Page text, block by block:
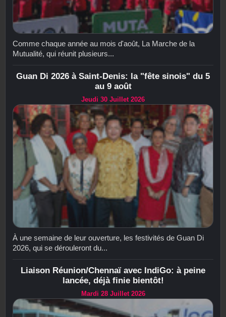
Comme chaque année au mois d'août, La Marche de la
Mutualité, qui réunit plusieurs...
Guan Di 2026 à Saint-Denis: la "fête sinois" du 5
au 9 août
Jeudi 30 Juillet 2026
À une semaine de leur ouverture, les festivités de Guan Di
2026, qui se dérouleront du...
Liaison Réunion/Chennaï avec IndiGo: à peine
lancée, déjà finie bientôt!
Mardi 28 Juillet 2026